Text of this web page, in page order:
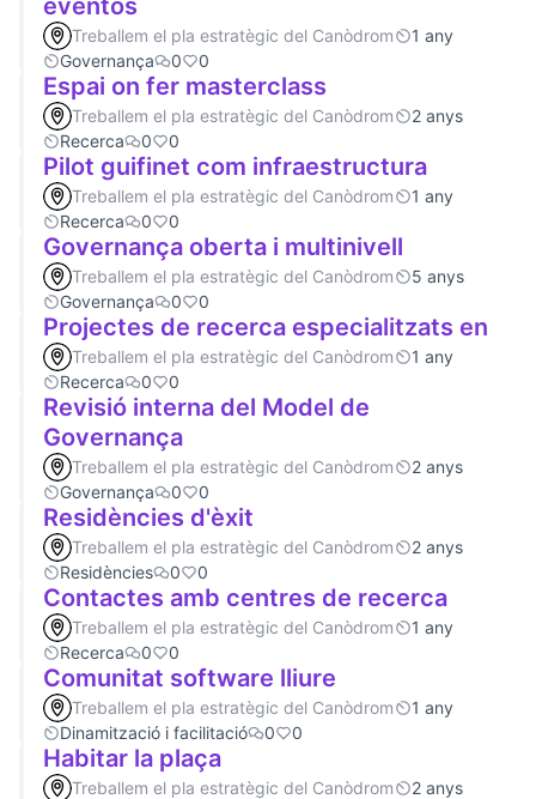
eventos
Treballem el pla estratègic del Canòdrom
1 any
Governança
0 0
Espai on fer masterclass
Treballem el pla estratègic del Canòdrom
2 anys
Recerca
0 0
Pilot guifinet com infraestructura
Treballem el pla estratègic del Canòdrom
1 any
Recerca
0 0
Governança oberta i multinivell
Treballem el pla estratègic del Canòdrom
5 anys
Governança
0 0
Projectes de recerca especialitzats en
Treballem el pla estratègic del Canòdrom
1 any
Recerca
0 0
Revisió interna del Model de
Governança
Treballem el pla estratègic del Canòdrom
2 anys
Governança
0 0
Residències d'èxit
Treballem el pla estratègic del Canòdrom
2 anys
Residències
0 0
Contactes amb centres de recerca
Treballem el pla estratègic del Canòdrom
1 any
Recerca
0 0
Comunitat software lliure
Treballem el pla estratègic del Canòdrom
1 any
Dinamització i facilitació
0 0
Habitar la plaça
Treballem el pla estratègic del Canòdrom
2 anys